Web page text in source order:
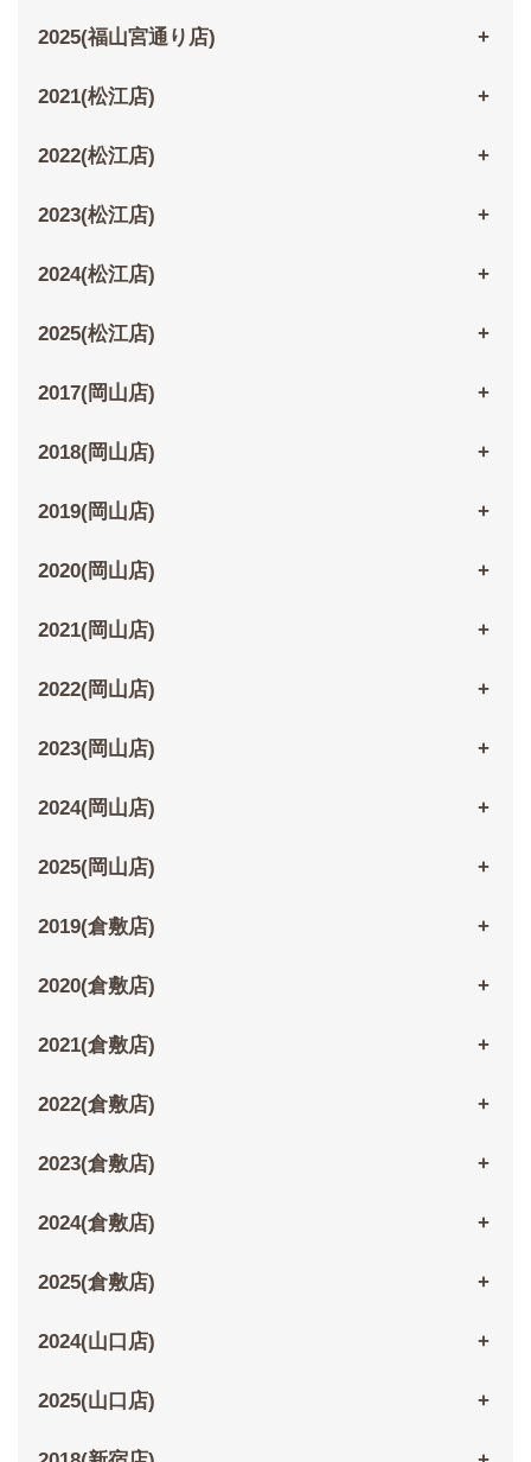
2025(福山宮通り店)
2021(松江店)
2022(松江店)
2023(松江店)
2024(松江店)
2025(松江店)
2017(岡山店)
2018(岡山店)
2019(岡山店)
2020(岡山店)
2021(岡山店)
2022(岡山店)
2023(岡山店)
2024(岡山店)
2025(岡山店)
2019(倉敷店)
2020(倉敷店)
2021(倉敷店)
2022(倉敷店)
2023(倉敷店)
2024(倉敷店)
2025(倉敷店)
2024(山口店)
2025(山口店)